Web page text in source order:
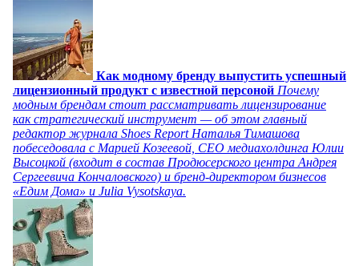
Как модному бренду выпустить успешный
лицензионный продукт с известной персоной Почему
модным брендам стоит рассматривать лицензирование
как стратегический инструмент — об этом главный
редактор журнала Shoes Report Наталья Тимашова
побеседовала с Марией Козеевой, СЕО медиахолдинга Юлии
Высоцкой (входит в состав Продюсерского центра Андрея
Сергеевича Кончаловского) и бренд-директором бизнесов
«Едим Дома» и Julia Vysotskaya.